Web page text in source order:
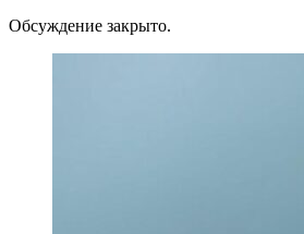
Обсуждение закрыто.